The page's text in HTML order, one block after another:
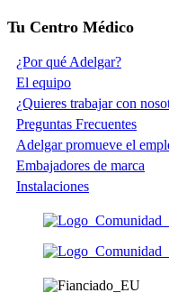
Tu Centro Médico
¿Por qué Adelgar?
El equipo
¿Quieres trabajar con
Preguntas Frecuentes
Adelgar promueve el
Embajadores de marca
Instalaciones